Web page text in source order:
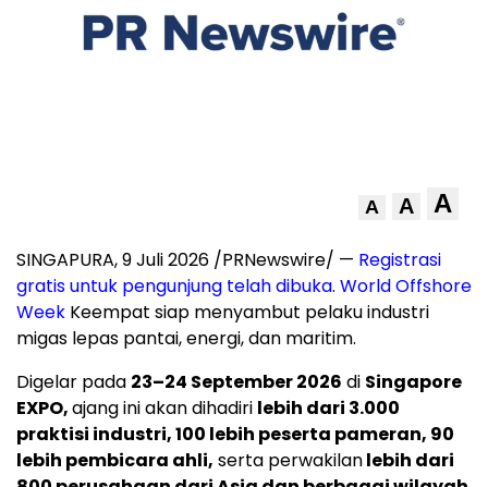
A A A
SINGAPURA, 9 Juli 2026 /PRNewswire/ — Registrasi
gratis untuk pengunjung telah dibuka. World Offshore
Week Keempat siap menyambut pelaku industri
migas lepas pantai, energi, dan maritim.
Digelar pada 23–24 September 2026 di Singapore
EXPO,ajang ini akan dihadiri lebih dari 3.000
praktisi industri, 100 lebih peserta pameran, 90
lebih pembicara ahli, serta perwakilanlebih dari